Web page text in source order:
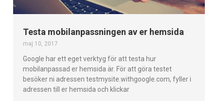
Testa mobilanpassningen av er hemsida
maj 10, 2017
Google har ett eget verktyg för att testa hur
mobilanpassad er hemsida är. För att göra testet
besöker ni adressen testmysite.withgoogle.com, fyller i
adressen till er hemsida och klickar